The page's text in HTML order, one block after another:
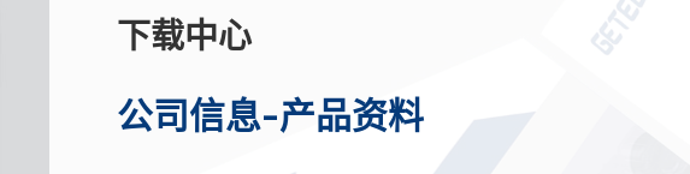
下载中心
公司信息-产品资料